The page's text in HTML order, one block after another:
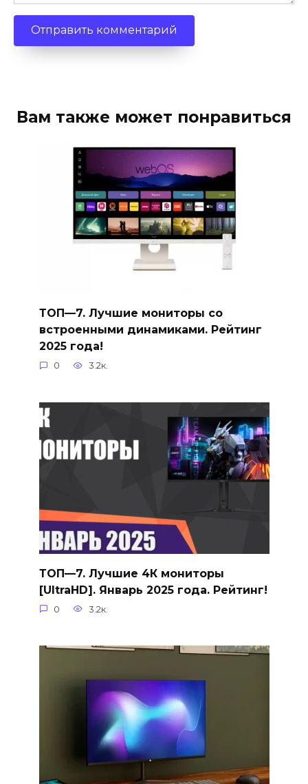
Вам также может понравиться
ТОП—7. Лучшие мониторы со
встроенными динамиками. Рейтинг
2025 года!
0 3.2к.
ТОП—7. Лучшие 4К мониторы
[UltraHD]. Январь 2025 года. Рейтинг!
0 3.2к.